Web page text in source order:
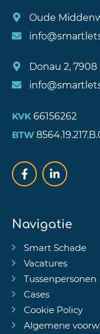
Oude
Donau 2,
KVK 66156262
BTW
Navigatie
Smart Schade
Vacatures
Tussenpersonen
Cases
Cookie Policy
Algemene